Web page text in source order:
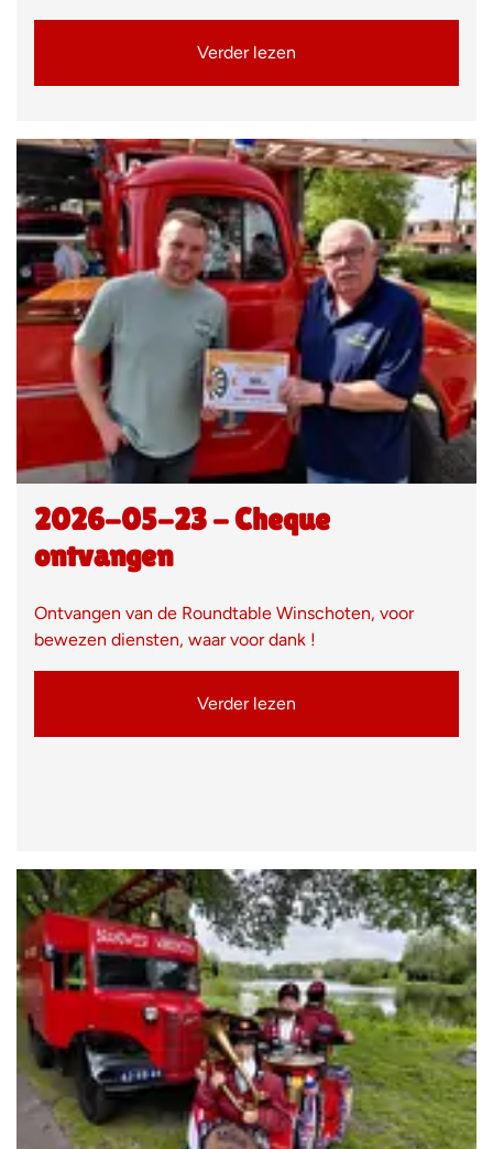
Verder lezen
2026-05-23 - Cheque
ontvangen
Ontvangen van de Roundtable Winschoten, voor
bewezen diensten, waar voor dank !
Verder lezen